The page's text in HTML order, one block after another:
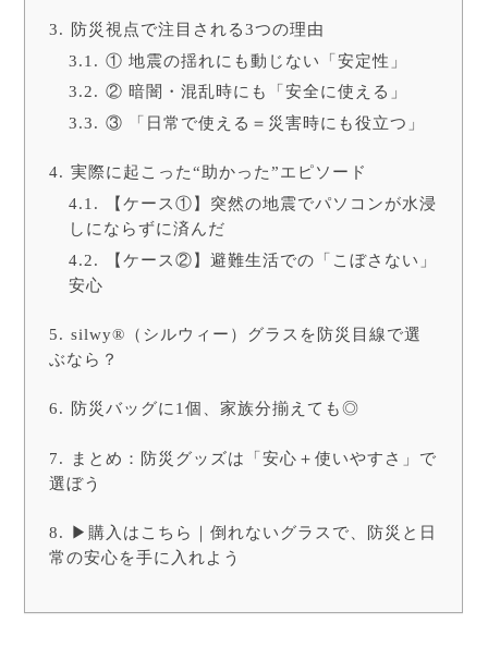
防災視点で注目される3つの理由
① 地震の揺れにも動じない「安定性」
② 暗闇・混乱時にも「安全に使える」
③ 「日常で使える＝災害時にも役立つ」
実際に起こった“助かった”エピソード
【ケース①】突然の地震でパソコンが水浸
しにならずに済んだ
【ケース②】避難生活での「こぼさない」
安心
silwy®（シルウィー）グラスを防災目線で選
ぶなら？
防災バッグに1個、家族分揃えても◎
まとめ：防災グッズは「安心＋使いやすさ」で
選ぼう
▶購入はこちら｜倒れないグラスで、防災と日
常の安心を手に入れよう